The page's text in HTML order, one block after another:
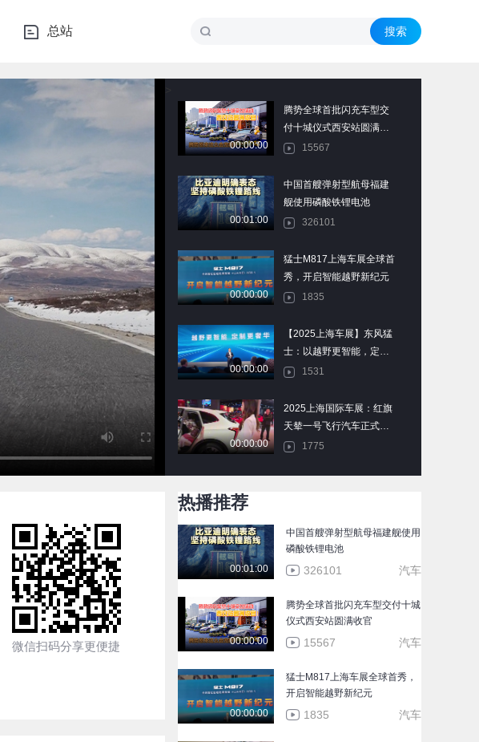
总站
00:00:00
腾势全球首批闪充车型交
付十城仪式西安站圆满收
官
15567
00:01:00
中国首艘弹射型航母福建
舰使用磷酸铁锂电池
326101
00:00:00
猛士M817上海车展全球首
秀，开启智能越野新纪元
1835
00:00:00
【2025上海车展】东风猛
士：以越野更智能，定制
更奢华为方向
1531
00:00:00
2025上海国际车展：红旗
天辇一号飞行汽车正式亮
相
1775
望展台被挤爆！U8L成为
00:00:00
S09究竟有多能装？
比亚迪自动泊车都有哪些
微信扫码分享更便捷
热播推荐
00:01:00
中国首艘弹射型航母福建舰使用
磷酸铁锂电池
326101 汽车
00:00:00
腾势全球首批闪充车型交付十城
仪式西安站圆满收官
15567 汽车
00:00:00
猛士M817上海车展全球首秀，
开启智能越野新纪元
1835 汽车